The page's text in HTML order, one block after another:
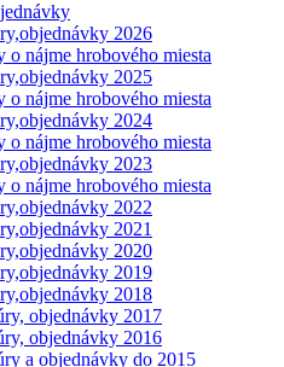
2026
o nájme hrobového miesta
2025
o nájme hrobového miesta
2024
o nájme hrobového miesta
2023
o nájme hrobového miesta
2022
2021
2020
2019
2018
objednávky 2017
objednávky 2016
a objednávky do 2015